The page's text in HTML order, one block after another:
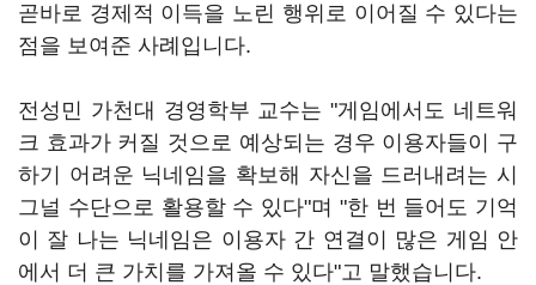
곧바로 경제적 이득을 노린 행위로 이어질 수 있다는
점을 보여준 사례입니다.
전성민 가천대 경영학부 교수는 "게임에서도 네트워
크 효과가 커질 것으로 예상되는 경우 이용자들이 구
하기 어려운 닉네임을 확보해 자신을 드러내려는 시
그널 수단으로 활용할 수 있다"며 "한 번 들어도 기억
이 잘 나는 닉네임은 이용자 간 연결이 많은 게임 안
에서 더 큰 가치를 가져올 수 있다"고 말했습니다.